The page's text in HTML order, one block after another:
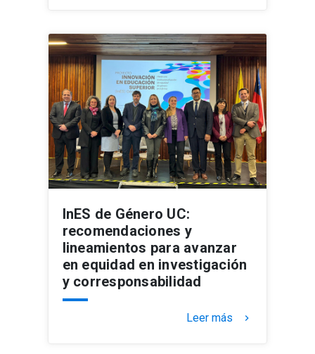
InES de Género UC:
recomendaciones y
lineamientos para avanzar
en equidad en investigación
y corresponsabilidad
Leer más keyboard_arrow_right